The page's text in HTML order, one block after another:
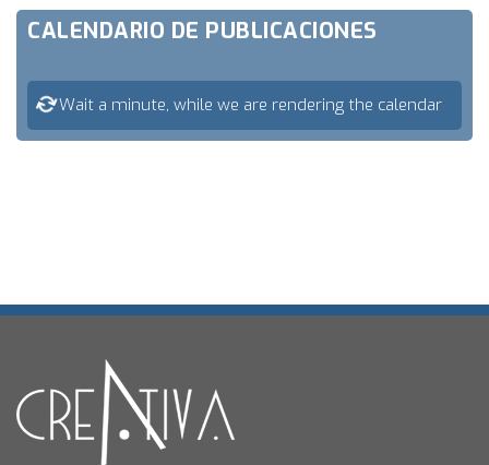
CALENDARIO DE PUBLICACIONES
Wait a minute, while we are rendering the calendar